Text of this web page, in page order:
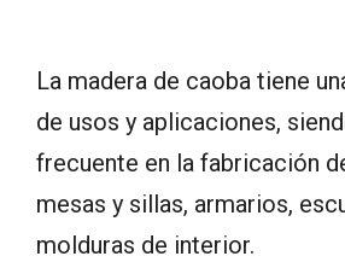
La madera de caoba tiene
de usos y aplicaciones,
frecuente en la fabricación
mesas y sillas, armarios,
molduras de interior.